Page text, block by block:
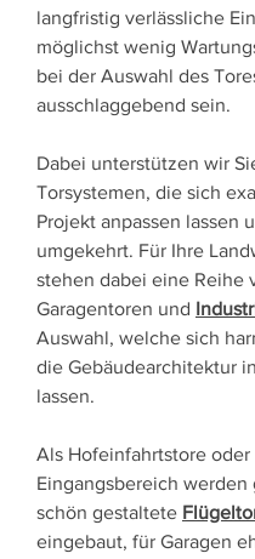
langfristig verlässliche
möglichst wenig
bei der Auswahl des
ausschlaggebend sein.
Dabei unterstützen wir
Torsystemen, die sich
Projekt anpassen lassen
umgekehrt. Für Ihre
stehen dabei eine Reihe
Garagentoren und
Auswahl, welche sich
die Gebäudearchitektur
lassen.
Als Hofeinfahrtstore oder
Eingangsbereich werden
schön gestaltete
eingebaut, für Garagen